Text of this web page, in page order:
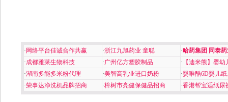
· 网络平台佳诚合作共赢 ·浙江九旭药业 童聪 ·哈药集团 同泰
·成都雅莱生物科技 ·广州亿方塑胶制品 · 【迪米熊】婴幼
·湖南多能多米粉代理 ·美智高乳业进口奶粉 ·婴唯酷6D婴儿
·荣事达净洗机品牌招商 ·樟树市亮健保健品招商 ·香港帮宝适纸尿